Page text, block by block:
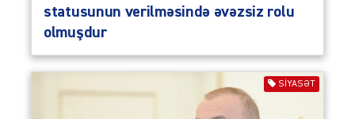
statusunun verilməsində əvəzsiz rolu
olmuşdur
SIYASƏT